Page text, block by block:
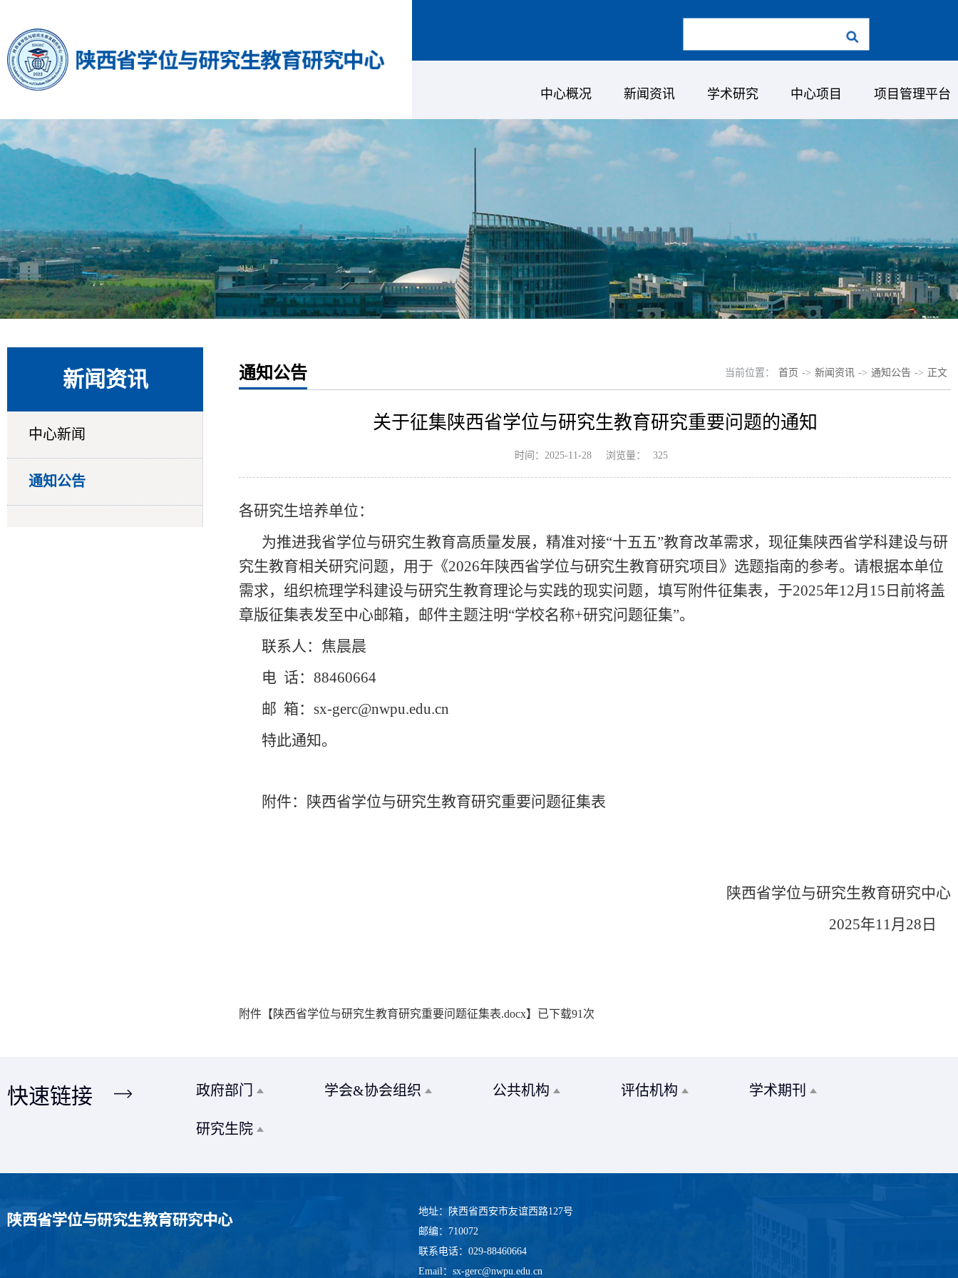
中心概况 新闻资讯 学术研究 中心项目 项目管理平台
新闻资讯
中心新闻
通知公告
通知公告 当前位置： 首页 -> 新闻资讯 -> 通知公告 -> 正文
关于征集陕西省学位与研究生教育研究重要问题的通知
时间：2025-11-28 浏览量： 325
各研究生培养单位：
为推进我省学位与研究生教育高质量发展，精准对接“十五五”教育改革需求，现征集陕西省学科建设与研
究生教育相关研究问题，用于《2026年陕西省学位与研究生教育研究项目》选题指南的参考。请根据本单位
需求，组织梳理学科建设与研究生教育理论与实践的现实问题，填写附件征集表，于2025年12月15日前将盖
章版征集表发至中心邮箱，邮件主题注明“学校名称+研究问题征集”。
联系人：焦晨晨
电 话：88460664
邮 箱：sx-gerc@nwpu.edu.cn
特此通知。
附件：陕西省学位与研究生教育研究重要问题征集表
陕西省学位与研究生教育研究中心
2025年11月28日
附件【陕西省学位与研究生教育研究重要问题征集表.docx】已下载91 次
快速链接 政府部门 学会&协会组织 公共机构 评估机构 学术期刊
研究生院
地址：陕西省西安市友谊西路127号
邮编：710072
联系电话：029-88460664
Email：sx-gerc@nwpu.edu.cn